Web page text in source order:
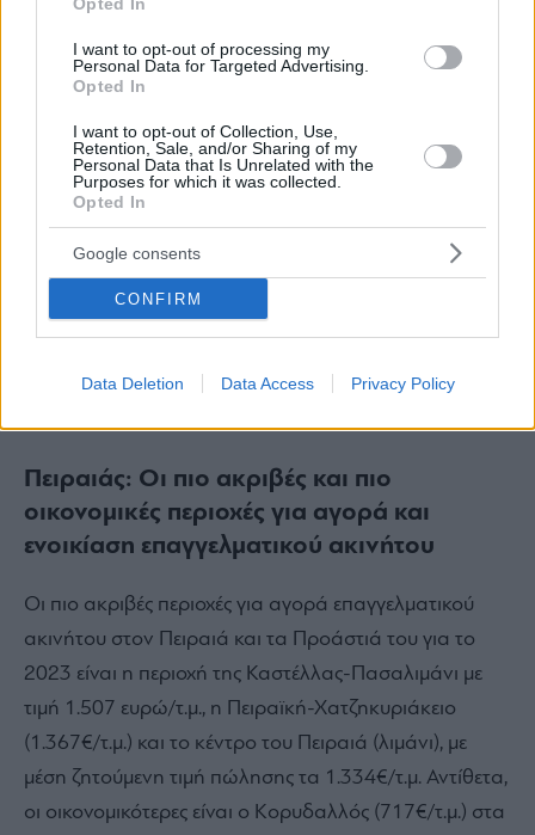
I want to opt-out of processing my
Personal Data for Targeted Advertising.
Opted In
I want to opt-out of Collection, Use,
Retention, Sale, and/or Sharing of my
Personal Data that Is Unrelated with the
Purposes for which it was collected.
Opted In
Google consents
CONFIRM
Data Deletion Data Access Privacy Policy
Πειραιάς: Οι πιο ακριβές και πιο
οικονομικές περιοχές για αγορά και
ενοικίαση επαγγελματικού ακινήτου
Οι πιο ακριβές περιοχές για αγορά επαγγελματικού
ακινήτου στον Πειραιά και τα Προάστιά του για το
2023 είναι η περιοχή της Καστέλλας-Πασαλιμάνι με
τιμή 1.507 ευρώ/τ.μ., η Πειραϊκή-Χατζηκυριάκειο
(1.367€/τ.μ.) και το κέντρο του Πειραιά (λιμάνι), με
μέση ζητούμενη τιμή πώλησης τα 1.334€/τ.μ. Αντίθετα,
οι οικονομικότερες είναι ο Κορυδαλλός (717€/τ.μ.) στα